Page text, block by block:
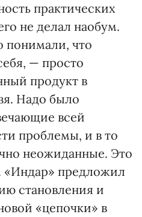
практических
не делал наобум.
понимали, что
— просто
продукт в
Надо было
всей
проблемы, и в то
неожиданные. Это
«Индар» предложил
становления и
«цепочки» в